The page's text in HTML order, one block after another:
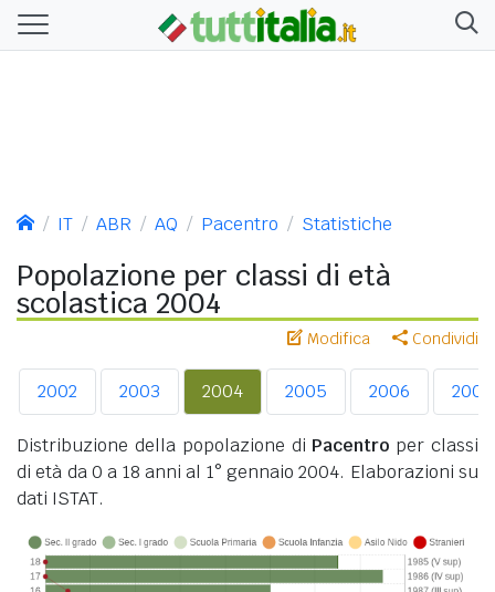
IT ABR AQ Pacentro Statistiche
Popolazione per classi di età
scolastica 2004
Modifica Condividi
2002 2003 2004 2005 2006 2007
Distribuzione della popolazione di Pacentro per classi
di età da 0 a 18 anni al 1° gennaio 2004. Elaborazioni su
dati ISTAT.